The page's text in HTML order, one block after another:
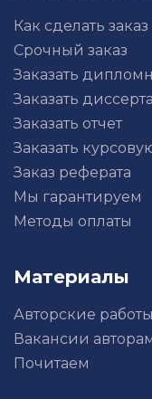
Как сделать заказ
Срочный заказ
Заказать
Заказать
Заказать отчет
Заказать
Заказ реферата
Мы гарантируем
Методы оплаты
Материалы
Авторские работы
Вакансии
Почитаем